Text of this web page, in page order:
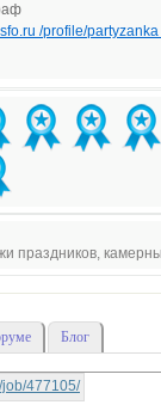
/profile/partyzanka
праздников,
Блог
job/477105/